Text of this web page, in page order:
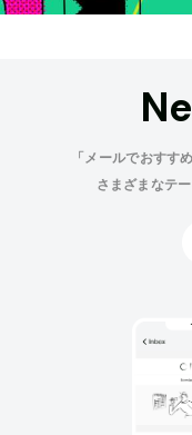
「メールでおすす
さまざまなテ